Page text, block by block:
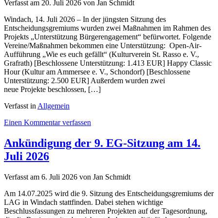
Verfasst am 20. Juli 2026 von Jan Schmidt
Windach, 14. Juli 2026 – In der jüngsten Sitzung des
Entscheidungsgremiums wurden zwei Maßnahmen im Rahmen des
Projekts „Unterstützung Bürgerengagement“ befürwortet. Folgende
Vereine/Maßnahmen bekommen eine Unterstützung: Open-Air-
Aufführung „Wie es euch gefällt“ (Kulturverein St. Rasso e. V.,
Grafrath) [Beschlossene Unterstützung: 1.413 EUR] Happy Classic
Hour (Kultur am Ammersee e. V., Schondorf) [Beschlossene
Unterstützung: 2.500 EUR] Außerdem wurden zwei
neue Projekte beschlossen, […]
Verfasst in Allgemein
Einen Kommentar verfassen
der
Sitzung
am
Juli
2026
Ankündigung der 9. EG-Sitzung am 14.
Juli 2026
Verfasst am 6. Juli 2026 von Jan Schmidt
Am 14.07.2025 wird die 9. Sitzung des Entscheidungsgremiums der
LAG in Windach stattfinden. Dabei stehen wichtige
Beschlussfassungen zu mehreren Projekten auf der Tagesordnung,